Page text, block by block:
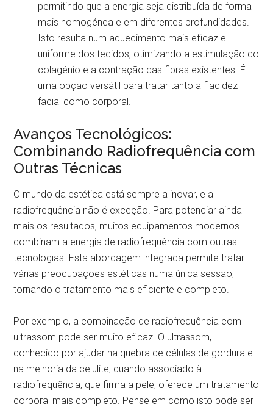
permitindo que a energia seja distribuída de forma
mais homogénea e em diferentes profundidades.
Isto resulta num aquecimento mais eficaz e
uniforme dos tecidos, otimizando a estimulação do
colagénio e a contração das fibras existentes. É
uma opção versátil para tratar tanto a flacidez
facial como corporal.
Avanços Tecnológicos:
Combinando Radiofrequência com
Outras Técnicas
O mundo da estética está sempre a inovar, e a
radiofrequência não é exceção. Para potenciar ainda
mais os resultados, muitos equipamentos modernos
combinam a energia de radiofrequência com outras
tecnologias. Esta abordagem integrada permite tratar
várias preocupações estéticas numa única sessão,
tornando o tratamento mais eficiente e completo.
Por exemplo, a combinação de radiofrequência com
ultrassom pode ser muito eficaz. O ultrassom,
conhecido por ajudar na quebra de células de gordura e
na melhoria da celulite, quando associado à
radiofrequência, que firma a pele, oferece um tratamento
corporal mais completo. Pense em como isto pode ser